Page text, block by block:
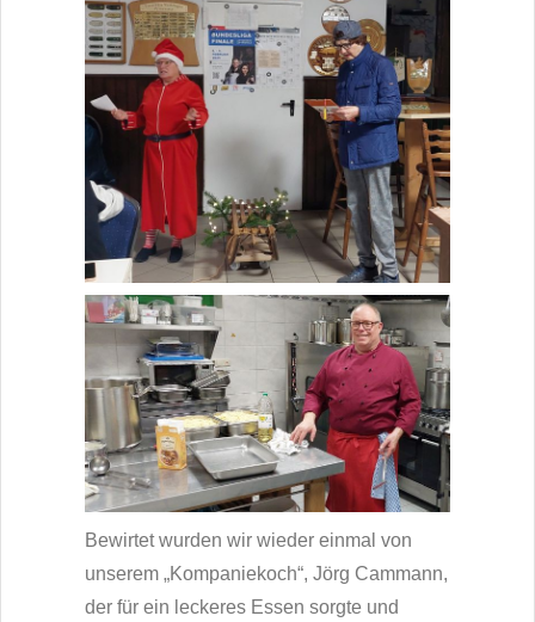
Bewirtet wurden wir wieder einmal von
unserem „Kompaniekoch“, Jörg Cammann,
der für ein leckeres Essen sorgte und